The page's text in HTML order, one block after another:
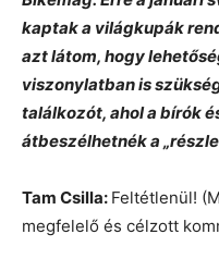
kaptak a világkupák
azt látom, hogy
viszonylatban is
találkozót, ahol a bírók
átbeszélhetnék a
Tam Csilla: Feltétlenül!
megfelelő és célzott